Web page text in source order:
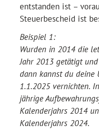
entstanden ist –
Steuerbescheid ist
Beispiel 1:
Wurden in 2014 die
Jahr 2013 getätigt
dann kannst du deine
1.1.2025 vernichten.
jährige
Kalenderjahrs 2014
Kalenderjahrs 2024.